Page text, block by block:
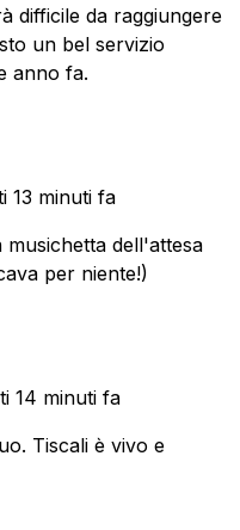
difficile da raggiungere
un bel servizio
anno fa.
13 minuti fa
dell'attesa
per niente!)
14 minuti fa
Tiscali è vivo e